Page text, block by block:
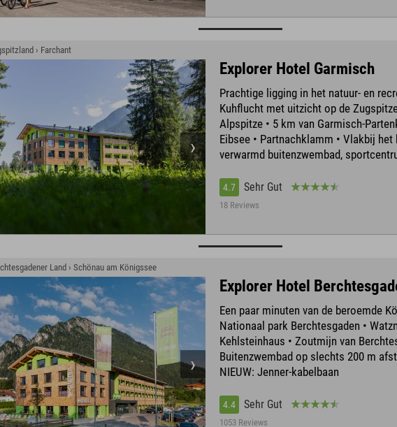
› Farchant
Explorer Hotel Garmisch
Prachtige ligging in het natuur- en
Kuhflucht met uitzicht op de
Alpspitze • 5 km van Garmisch-
Eibsee • Partnachklamm • Vlakbij het
verwarmd buitenzwembad,
4.7 Sehr Gut
18 Reviews
Land › Schönau am Königssee
Explorer Hotel
Een paar minuten van de beroemde
Nationaal park Berchtesgaden •
Kehlsteinhaus • Zoutmijn van
Buitenzwembad op slechts 200 m
NIEUW: Jenner-kabelbaan
4.4 Sehr Gut
1053 Reviews